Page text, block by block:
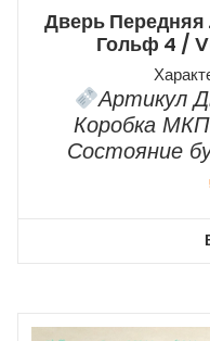
Дверь Передняя
Гольф 4 /
Артикул
Коробка
Состояние